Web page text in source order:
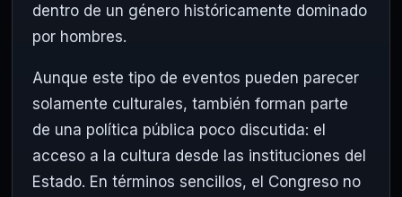
dentro de un género históricamente dominado
por hombres.
Aunque este tipo de eventos pueden parecer
solamente culturales, también forman parte
de una política pública poco discutida: el
acceso a la cultura desde las instituciones del
Estado. En términos sencillos, el Congreso no